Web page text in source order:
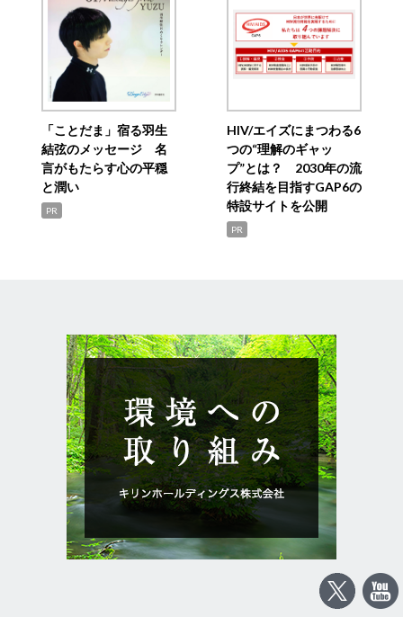
「ことだま」宿る羽生
結弦のメッセージ 名
言がもたらす心の平穏
と潤い
PR
HIV/エイズにまつわる6
つの“理解のギャッ
プ”とは？ 2030年の流
行終結を目指すGAP6の
特設サイトを公開
PR